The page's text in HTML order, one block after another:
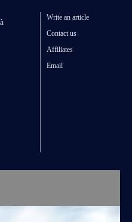
Write an article
Contact us
Affiliates
Email